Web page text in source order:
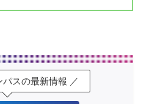
パスの最新情報 ／